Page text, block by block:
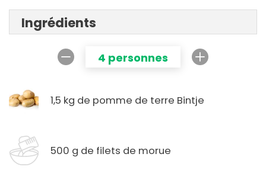
Ingrédients
4 personnes
1,5 kg de pomme de terre Bintje
500 g de filets de morue